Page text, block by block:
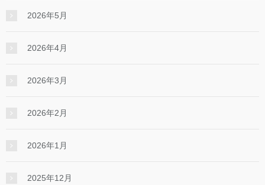
2026年5月
2026年4月
2026年3月
2026年2月
2026年1月
2025年12月